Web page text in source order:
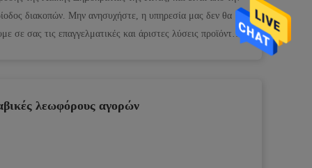
διακοπών. Μην ανησυχήστε, η υπηρεσία μας δεν θα
σε σας τις επαγγελματικές και άριστες λύσεις προϊόντων.
λεωφόρους αγορών